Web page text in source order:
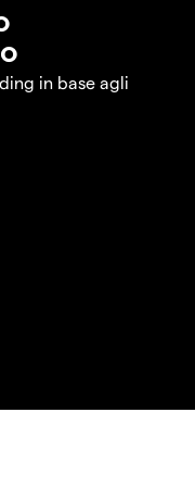
in base agli